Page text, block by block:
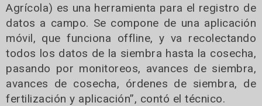
Agrícola) es una herramienta para el registro de
datos a campo. Se compone de una aplicación
móvil, que funciona offline, y va recolectando
todos los datos de la siembra hasta la cosecha,
pasando por monitoreos, avances de siembra,
avances de cosecha, órdenes de siembra, de
fertilización y aplicación”, contó el técnico.